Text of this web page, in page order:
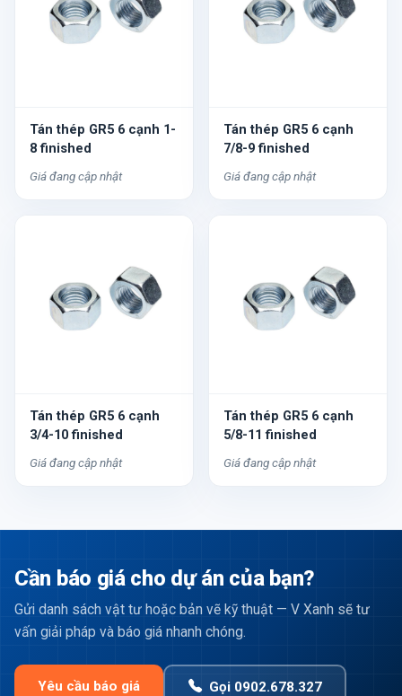
Tán thép GR5 6 cạnh 1-
8 finished
Giá đang cập nhật
Tán thép GR5 6 cạnh
7/8-9 finished
Giá đang cập nhật
Tán thép GR5 6 cạnh
3/4-10 finished
Giá đang cập nhật
Tán thép GR5 6 cạnh
5/8-11 finished
Giá đang cập nhật
Cần báo giá cho dự án của bạn?
Gửi danh sách vật tư hoặc bản vẽ kỹ thuật — V Xanh sẽ tư
vấn giải pháp và báo giá nhanh chóng.
Yêu cầu báo giá Gọi 0902.678.327